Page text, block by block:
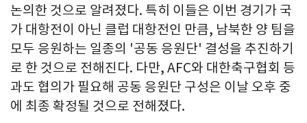
논의한 것으로 알려졌다. 특히 이들은 이번 경기가 국
가 대항전이 아닌 클럽 대항전인 만큼, 남북한 양 팀을
모두 응원하는 일종의 '공동 응원단' 결성을 추진하기
로 한 것으로 전해진다. 다만, AFC와 대한축구협회 등
과도 협의가 필요해 공동 응원단 구성은 이날 오후 중
에 최종 확정될 것으로 전해졌다.